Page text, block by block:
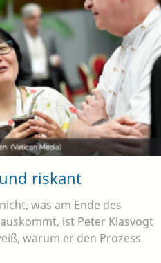
riskant
was am Ende des
ist Peter Klasvogt
warum er den Prozess